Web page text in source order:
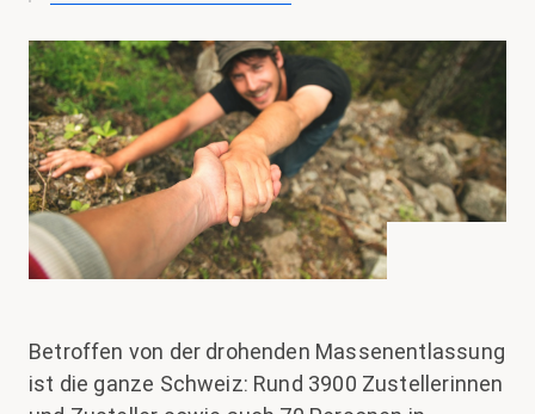
Betroffen von der drohenden Massenentlassung
ist die ganze Schweiz: Rund 3900 Zustellerinnen